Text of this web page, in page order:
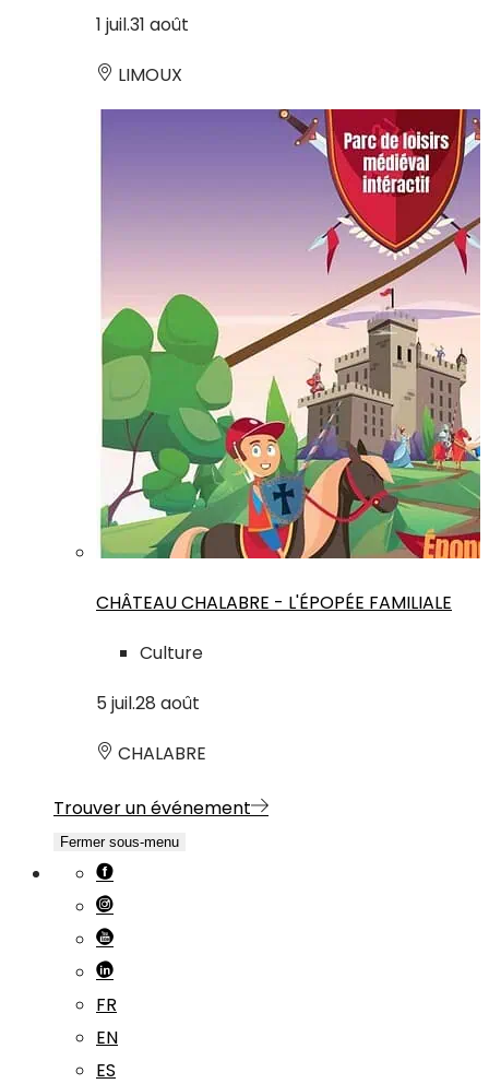
1 juil.31 août
LIMOUX
CHÂTEAU CHALABRE - L'ÉPOPÉE FAMILIALE
Culture
5 juil.28 août
CHALABRE
Trouver un événement
Fermer sous-menu
FR
EN
ES